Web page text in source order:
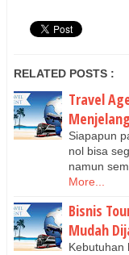
RELATED POSTS :
Travel
Siapapun
nol bisa
namun
More...
Bisnis
Mudah
Kebutuhan